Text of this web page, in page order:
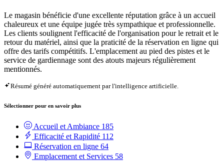
Le magasin bénéficie d'une excellente réputation grâce à un accueil
chaleureux et une équipe jugée très sympathique et professionnelle.
Les clients soulignent l'efficacité de l'organisation pour le retrait et le
retour du matériel, ainsi que la praticité de la réservation en ligne qui
offre des tarifs compétitifs. L'emplacement au pied des pistes et le
service de gardiennage sont des atouts majeurs régulièrement
mentionnés.
Résumé généré automatiquement par l'intelligence artificielle.
Sélectionner pour en savoir plus
Accueil et Ambiance 185
Efficacité et Rapidité 112
Réservation en ligne 64
Emplacement et Services 58